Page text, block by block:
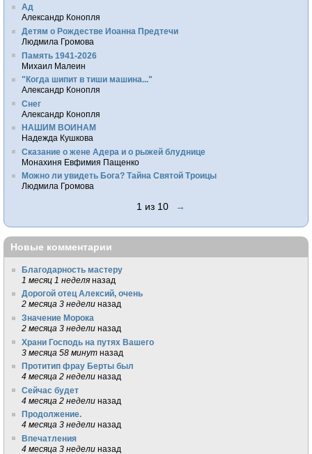
Ад
Александр Конопля
Детям о Рождестве Иоанна Предтечи
Людмила Громова
Память 1941-2026
Михаил Малеин
"Когда шипит в тиши машина..."
Александр Конопля
Снег
Александр Конопля
НАШИМ ВОИНАМ
Надежда Кушкова
Сказание о жене Адера и о рыжей блуднице
Монахиня Евфимия Пащенко
Можно ли увидеть Бога? Тайна Святой Троицы
Людмила Громова
1 из 10 →
Новые комментарии
Благодарность мастеру
1 месяц 1 неделя назад
Дорогой отец Алексий, очень
2 месяца 3 недели назад
Значение Морока
2 месяца 3 недели назад
Храни Господь на путях Вашего
3 месяца 58 минут назад
Протитип фрау Берты был
4 месяца 2 недели назад
Сейчас будет
4 месяца 2 недели назад
Продолжение.
4 месяца 3 недели назад
Впечатления
4 месяца 3 недели назад